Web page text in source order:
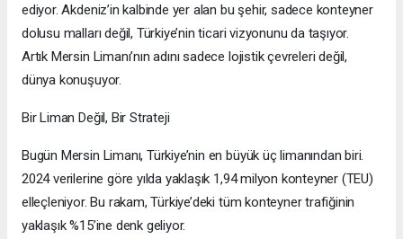
ediyor. Akdeniz’in kalbinde yer alan bu şehir, sadece konteyner
dolusu malları değil, Türkiye’nin ticari vizyonunu da taşıyor.
Artık Mersin Limanı’nın adını sadece lojistik çevreleri değil,
dünya konuşuyor.
Bir Liman Değil, Bir Strateji
Bugün Mersin Limanı, Türkiye’nin en büyük üç limanından biri.
2024 verilerine göre yılda yaklaşık 1,94 milyon konteyner (TEU)
elleçleniyor. Bu rakam, Türkiye’deki tüm konteyner trafiğinin
yaklaşık %15’ine denk geliyor.